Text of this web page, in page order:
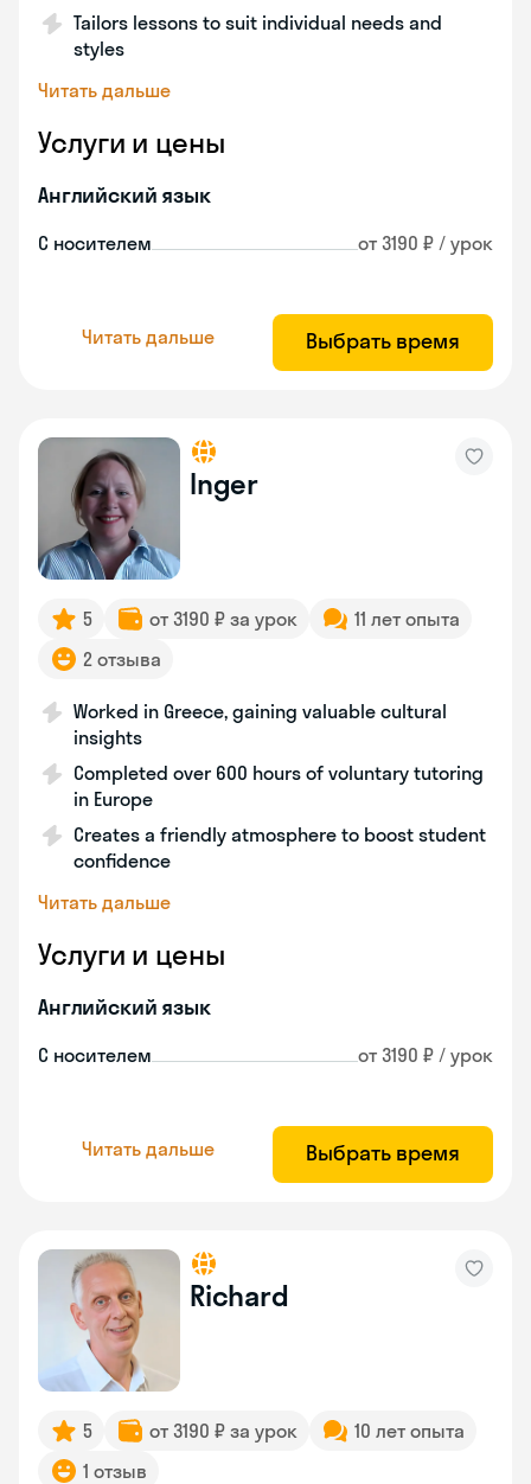
Tailors lessons to suit individual needs and
styles
Читать дальше
Услуги и цены
Английский язык
С носителем от 3190 ₽ / урок
Читать дальше Выбрать время
Inger
5 от 3190 ₽ за урок
11 лет опыта
2 отзыва
Worked in Greece, gaining valuable cultural
insights
Completed over 600 hours of voluntary tutoring
in Europe
Creates a friendly atmosphere to boost student
confidence
Читать дальше
Услуги и цены
Английский язык
С носителем от 3190 ₽ / урок
Читать дальше Выбрать время
Richard
5 от 3190 ₽ за урок
10 лет опыта
1 отзыв